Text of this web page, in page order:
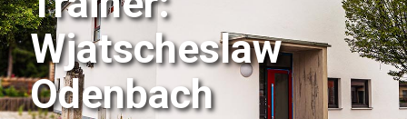
Wjatscheslaw
Odenbach